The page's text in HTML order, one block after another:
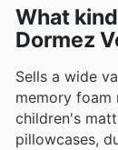
l'acquisition
avantageuse.
What
Dormez
Sells a wide
memory foam
children's
pillowcases,